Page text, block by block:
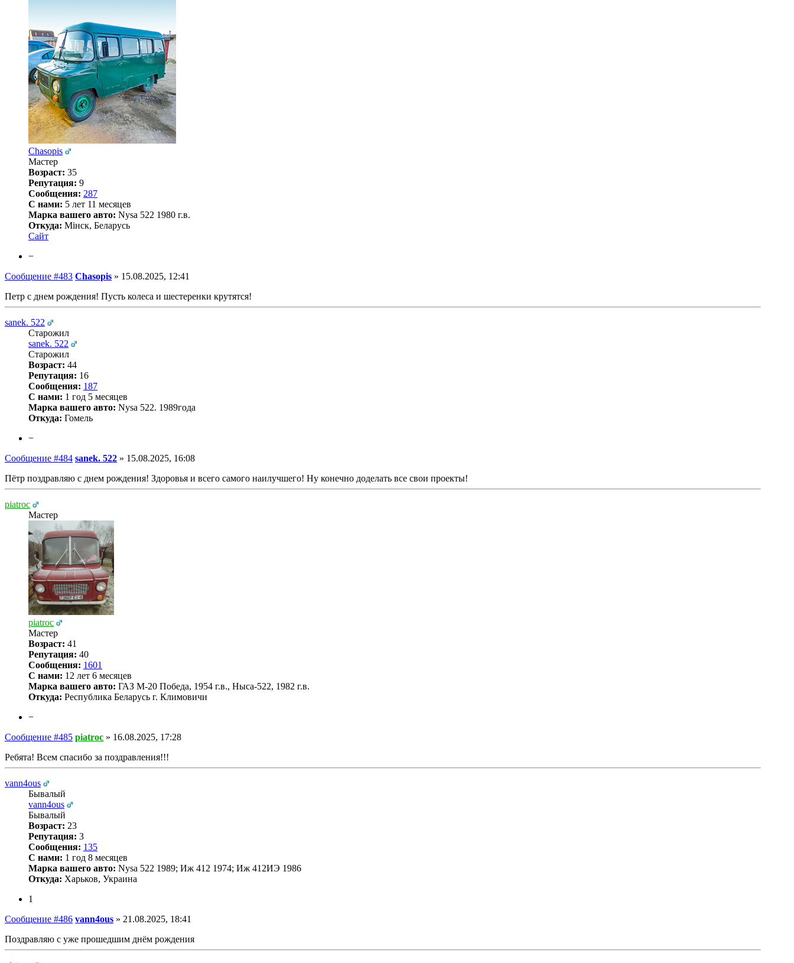
Chasopis
Мастер
Возраст: 35
Репутация: 9
Сообщения: 287
С нами: 5 лет 11 месяцев
Марка вашего авто: Nysa 522 1980 г.в.
Откуда: Мінск, Беларусь
Сайт
−
Сообщение #483 Chasopis » 15.08.2025, 12:41
Петр с днем рождения! Пусть колеса и шестеренки крутятся!
sanek. 522
Старожил
sanek. 522
Старожил
Возраст: 44
Репутация: 16
Сообщения: 187
С нами: 1 год 5 месяцев
Марка вашего авто: Nysa 522. 1989года
Откуда: Гомель
−
Сообщение #484 sanek. 522 » 15.08.2025, 16:08
Пётр поздравляю с днем рождения! Здоровья и всего самого наилучшего! Ну конечно доделать все свои проекты!
piatroc
Мастер
piatroc
Мастер
Возраст: 41
Репутация: 40
Сообщения: 1601
С нами: 12 лет 6 месяцев
Марка вашего авто: ГАЗ М-20 Победа, 1954 г.в., Ныса-522, 1982 г.в.
Откуда: Республика Беларусь г. Климовичи
−
Сообщение #485 piatroc » 16.08.2025, 17:28
Ребята! Всем спасибо за поздравления!!!
vann4ous
Бывалый
vann4ous
Бывалый
Возраст: 23
Репутация: 3
Сообщения: 135
С нами: 1 год 8 месяцев
Марка вашего авто: Nysa 522 1989; Иж 412 1974; Иж 412ИЭ 1986
Откуда: Харьков, Украина
1
Сообщение #486 vann4ous » 21.08.2025, 18:41
Поздравляю с уже прошедшим днём рождения